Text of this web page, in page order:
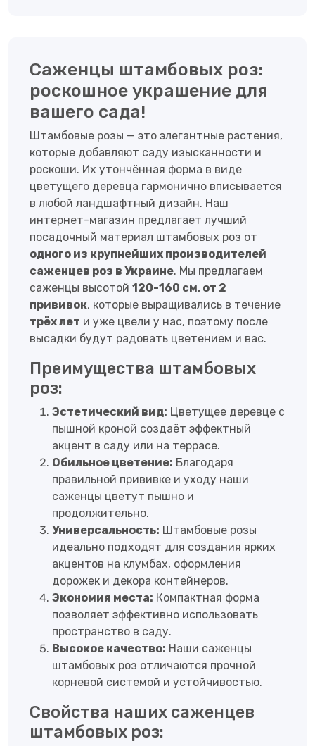
Саженцы штамбовых роз:
роскошное украшение для
вашего сада!
Штамбовые розы — это элегантные растения,
которые добавляют саду изысканности и
роскоши. Их утончённая форма в виде
цветущего деревца гармонично вписывается
в любой ландшафтный дизайн. Наш
интернет-магазин предлагает лучший
посадочный материал штамбовых роз от
одного из крупнейших производителей
саженцев роз в Украине. Мы предлагаем
саженцы высотой 120-160 см, от 2
прививок, которые выращивались в течение
трёх лет и уже цвели у нас, поэтому после
высадки будут радовать цветением и вас.
Преимущества штамбовых
роз:
Эстетический вид: Цветущее деревце с
пышной кроной создаёт эффектный
акцент в саду или на террасе.
Обильное цветение: Благодаря
правильной прививке и уходу наши
саженцы цветут пышно и
продолжительно.
Универсальность: Штамбовые розы
идеально подходят для создания ярких
акцентов на клумбах, оформления
дорожек и декора контейнеров.
Экономия места: Компактная форма
позволяет эффективно использовать
пространство в саду.
Высокое качество: Наши саженцы
штамбовых роз отличаются прочной
корневой системой и устойчивостью.
Свойства наших саженцев
штамбовых роз: